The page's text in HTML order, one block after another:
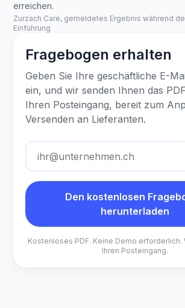
erreichen.
Zurzach Care, gemeldetes Ergebnis während
Einführung
Fragebogen erhalten
Geben Sie Ihre geschäftliche E-
ein, und wir senden Ihnen das
Ihren Posteingang, bereit zum
Versenden an Lieferanten.
Den kostenlosen
herunterladen
Kostenloses PDF. Keine Demo erforderlich.
Ihren Posteingang.